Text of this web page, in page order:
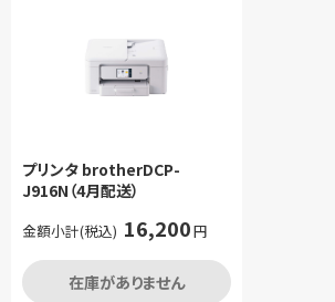
プリンタ brotherDCP-
J916N（4月配送）
金額小計(税込) 16,200円
在庫がありません